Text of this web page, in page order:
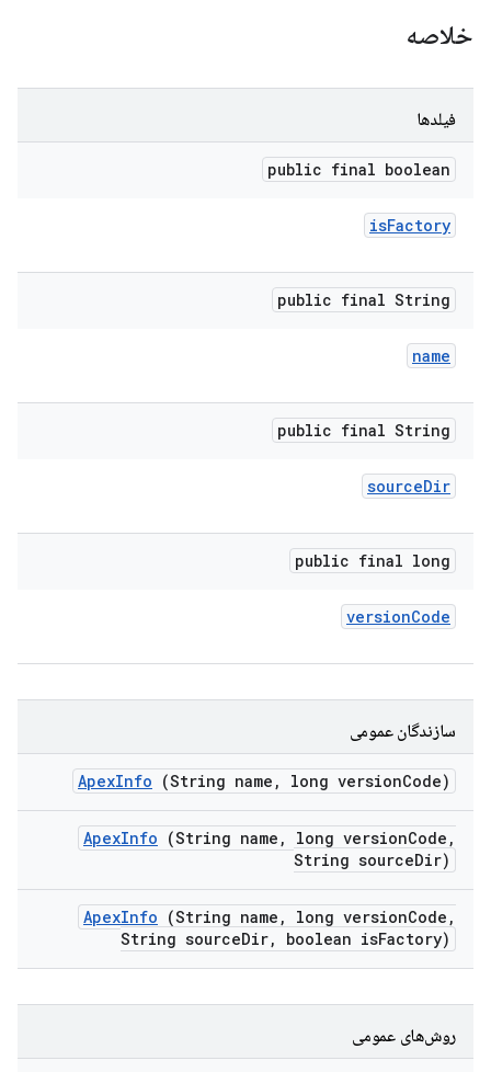
خلاصه
فیلدها
public final boolean
isFactory
public final String
name
public final String
sourceDir
public final long
versionCode
سازندگان عمومی
ApexInfo (String name , long versionCode)
ApexInfo (String name , long versionCode ,
String sourceDir)
ApexInfo (String name , long versionCode ,
String sourceDir, boolean isFactory)
روش‌های عمومی